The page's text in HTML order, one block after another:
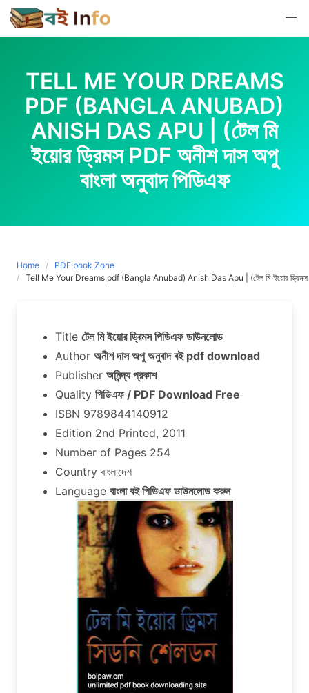
Skip
to
content
TELL ME YOUR DREAMS
PDF (BANGLA ANUBAD)
ANISH DAS APU | (টেল মি
ইয়োর ড্রিমস PDF অনীশ দাস অপু
বাংলা অনুবাদ পিডিএফ
Home
PDF book Zone
Tell Me Your Dreams pdf (Bangla Anubad) Anish Das Apu | (টেল মি ইয়োর ড্রিমস pdf
Title টেল মি ইয়োর ড্রিমস পিডিএফ ডাউনলোড
Author অনীশ দাস অপু অনুবাদ বই pdf download
Publisher অনিন্দ্য প্রকাশ
Quality পিডিএফ / PDF Download Free
ISBN 9789844140912
Edition 2nd Printed, 2011
Number of Pages 254
Country বাংলাদেশ
Language বাংলা বই পিডিএফ ডাউনলোড করুন